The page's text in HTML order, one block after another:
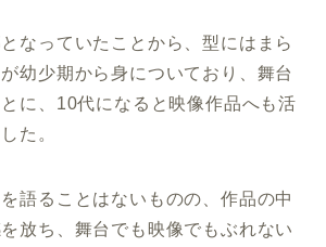
なっていたことから、型にはまら
幼少期から身についており、舞台
に、10代になると映像作品へも活
た。
語ることはないものの、作品の中
放ち、舞台でも映像でもぶれない